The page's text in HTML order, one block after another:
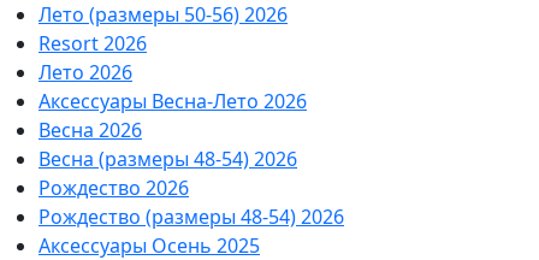
Лето (размеры 50-56) 2026
Resort 2026
Лето 2026
Аксессуары Весна-Лето 2026
Весна 2026
Весна (размеры 48-54) 2026
Рождество 2026
Рождество (размеры 48-54) 2026
Аксессуары Осень 2025